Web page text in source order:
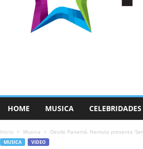
HOME MUSICA CELEBRIDADES
Inicio Musica Desde Panamá, Nemula presenta
MUSICA VIDEO